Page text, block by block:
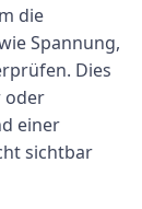
die
Spannung,
Dies
oder
einer
sichtbar